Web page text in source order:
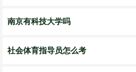
南京有科技大学吗
社会体育指导员怎么考